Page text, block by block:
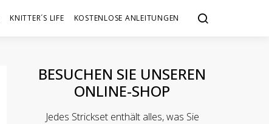
KNITTER´S LIFE KOSTENLOSE ANLEITUNGEN
BESUCHEN SIE UNSEREN
ONLINE-SHOP
Jedes Strickset enthält alles, was Sie